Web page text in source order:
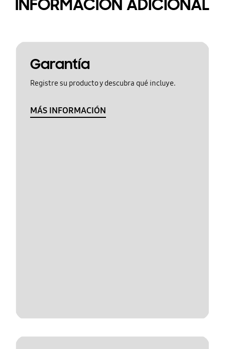
INFORMACIÓN ADICIONAL
Garantía
Registre su producto y descubra qué incluye.
MÁS INFORMACIÓN